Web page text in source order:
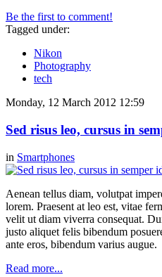
Be the first to comment!
Tagged under:
Nikon
Photography
tech
Monday, 12 March 2012 12:59
Sed risus leo, cursus in
in Smartphones
Aenean tellus diam, volutpat
lorem. Praesent at leo est, vitae
velit ut diam viverra consequat.
justo aliquet felis bibendum
ante eros, bibendum varius augue.
Read more...